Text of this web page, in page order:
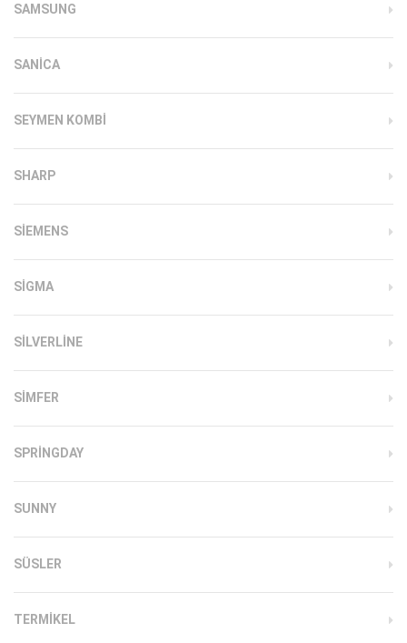
SAMSUNG
SANICA
SEYMEN KOMBI
SHARP
SIEMENS
SIGMA
SILVERLINE
SIMFER
SPRINGDAY
SUNNY
SÜSLER
TERMIKEL